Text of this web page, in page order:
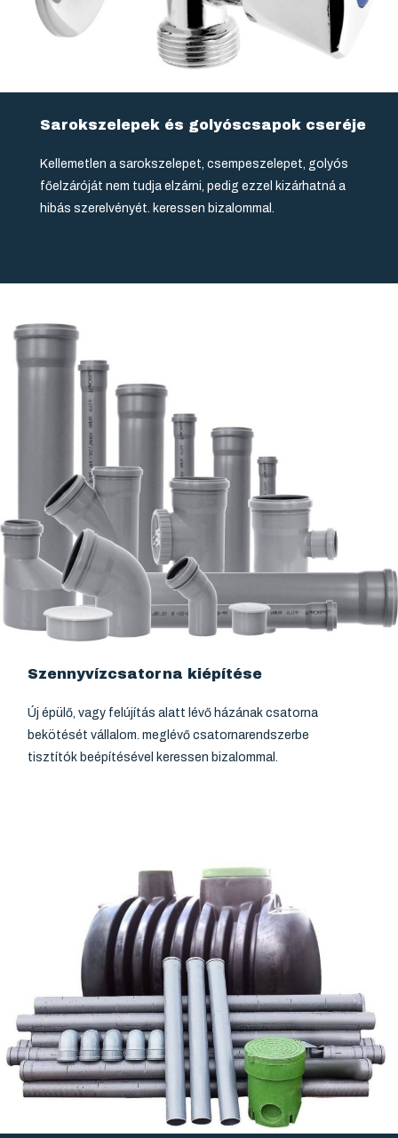
Sarokszelepek és golyóscsapok cseréje
Kellemetlen a sarokszelepet, csempeszelepet, golyós
főelzáróját nem tudja elzárni, pedig ezzel kizárhatná a
hibás szerelvényét. keressen bizalommal.
Szennyvízcsatorna kiépítése
Új épülő, vagy felújítás alatt lévő házának csatorna
bekötését vállalom. meglévő csatornarendszerbe
tisztítók beépítésével keressen bizalommal.